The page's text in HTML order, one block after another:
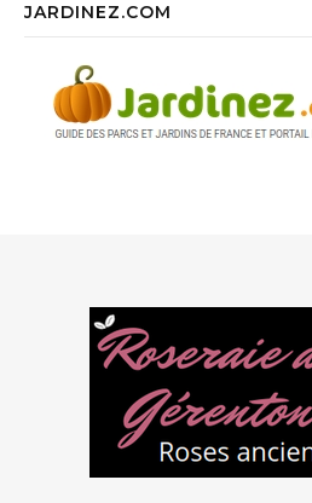
JARDINEZ.COM